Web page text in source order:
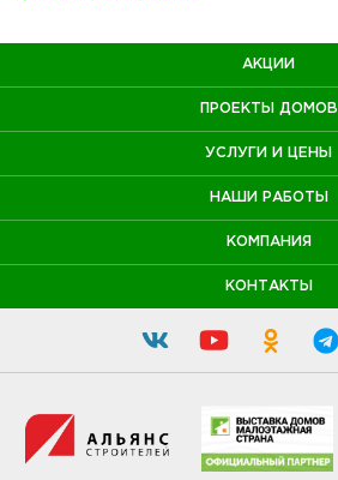
АКЦИИ
ПРОЕКТЫ ДОМОВ
УСЛУГИ И ЦЕНЫ
НАШИ РАБОТЫ
КОМПАНИЯ
КОНТАКТЫ